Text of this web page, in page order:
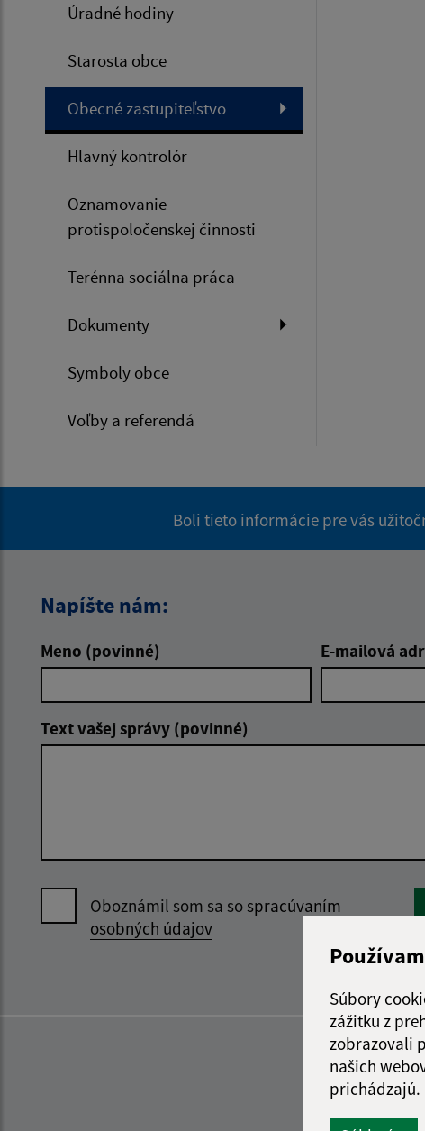
Súbory
zážitku z
zobrazovali
našich
prichádzajú.
Úradné hodiny
Starosta obce
Obecné zastupiteľstvo
Hlavný kontrolór
Oznamovanie
protispoločenskej činnosti
Terénna sociálna práca
Dokumenty
Symboly obce
Voľby a referendá
Boli tieto informácie pre vás
Napíšte nám:
Meno (povinné) E-mailová
Text vašej správy (povinné)
Oboznámil som sa sospracúvaním
osobných údajov